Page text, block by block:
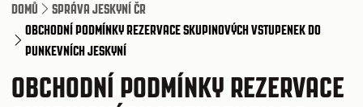
DOMŮ
SPRÁVA JESKYNÍ ČR
OBCHODNÍ PODMÍNKY REZERVACE SKUPINOVÝCH VSTUPENEK DO
PUNKEVNÍCH JESKYNÍ
OBCHODNÍ PODMÍNKY REZERVACE